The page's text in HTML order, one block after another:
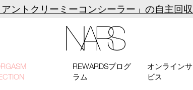
アントクリーミーコンシーラー」の自主回
REWARDSプログ
ラム
オンライン
ビス